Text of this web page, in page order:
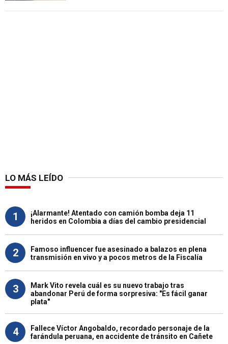
LO MÁS LEÍDO
1
¡Alarmante! Atentado con camión bomba deja 11
heridos en Colombia a días del cambio presidencial
2
Famoso influencer fue asesinado a balazos en plena
transmisión en vivo y a pocos metros de la Fiscalía
3
Mark Vito revela cuál es su nuevo trabajo tras
abandonar Perú de forma sorpresiva: "Es fácil ganar
plata"
4
Fallece Víctor Angobaldo, recordado personaje de la
farándula peruana, en accidente de tránsito en Cañete